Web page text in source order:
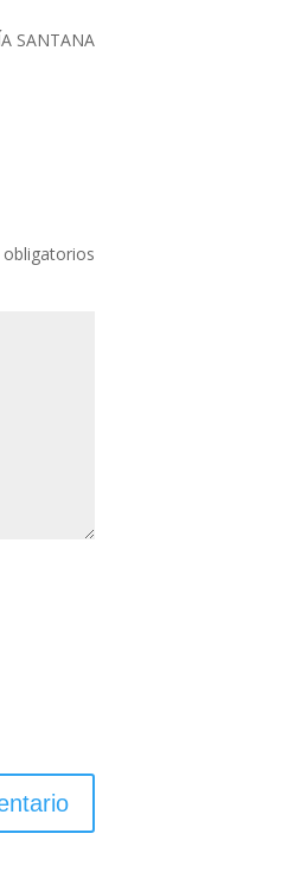
SANTANA